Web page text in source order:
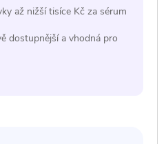
až nižší tisíce Kč za sérum
dostupnější a vhodná pro